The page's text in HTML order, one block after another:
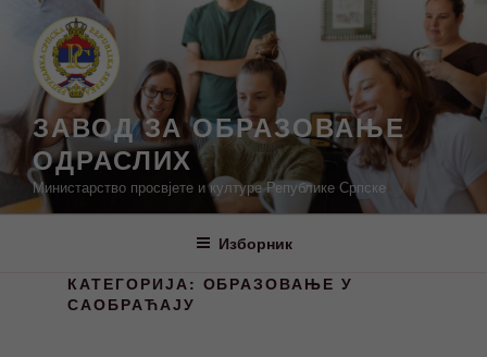
садржај
ЗАВОД ЗА ОБРАЗОВАЊЕ
ОДРАСЛИХ
Министарство просвјете и културе Републике Српске
Изборник
КАТЕГОРИЈА: ОБРАЗОВАЊЕ У
САОБРАЋАЈУ